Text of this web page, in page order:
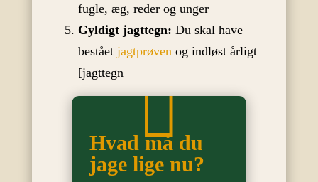
fugle, æg, reder og unger
Gyldigt jagttegn: Du skal have
bestået jagtprøven og indløst årligt
[jagttegn

Hvad må du
jage lige nu?